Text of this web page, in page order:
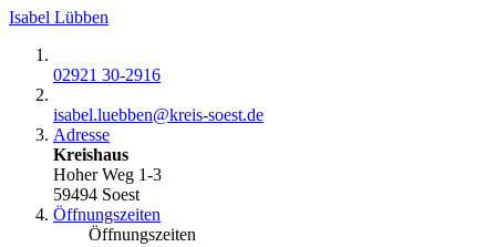
Isabel Lübben
02921 30-2916
isabel.luebben@​kreis-soest.de
Adresse
Kreishaus
Hoher Weg 1-3
59494 Soest
Öffnungszeiten
Öffnungszeiten